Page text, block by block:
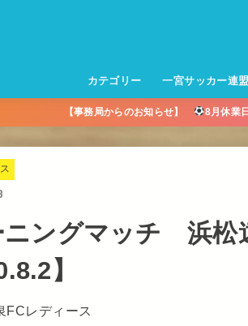
カテゴリー
一宮サッカースクール【小学生】
トレーニングセンター【小学生】
一宮FA
一宮FC
一宮ＦＣレディース
一宮サッカースクール【中学生】
中学生練習
一宮ＦＣＪＹ【中学生男子】
一宮ＦＣＪYレディース【中学生
女子】
幼児トレセン【年長・年中・年
少】
パパさんママさん
親子の部
社会人の部
コルボス 【シニア】
フットサル
コルボスリーグ
グレイセス
一宮サッカー連盟
【事務局からのお知らせ】 8月休業
ニングマッチ 浜
】
レディース